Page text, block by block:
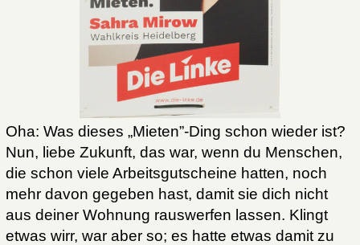
Oha: Was dieses „Mieten”-Ding schon wieder ist?
Nun, liebe Zukunft, das war, wenn du Menschen,
die schon viele Arbeitsgutscheine hatten, noch
mehr davon gegeben hast, damit sie dich nicht
aus deiner Wohnung rauswerfen lassen. Klingt
etwas wirr, war aber so; es hatte etwas damit zu